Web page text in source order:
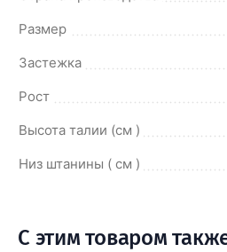
Размер
Застежка
Рост
Высота талии (см )
Низ штанины ( см )
С этим товаром